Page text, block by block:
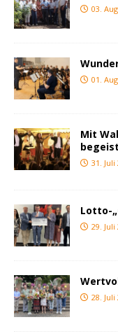
03.
01.
Mit
31. Juli
Lotto-
29. Juli
28. Juli